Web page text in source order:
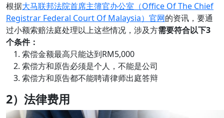
根据大马联邦法院首席主簿官办公室（Office Of The Chief
Registrar Federal Court Of Malaysia）官网的资讯，要通
过小额索赔法庭处理以上这些情况，涉及方需要符合以下3
个条件：
索偿金额最高只能达到RM5,000
索偿方和原告必须是个人，不能是公司
索偿方和原告都不能聘请律师出庭答辩
2）法律费用